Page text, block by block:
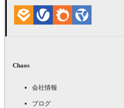
Chaos
会社情報
ブログ